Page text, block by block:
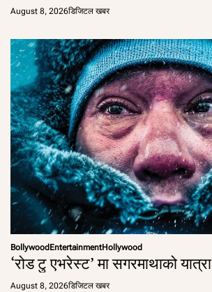
August 8, 2026डिजिटल खबर
Bollywood EntertainmentHollywood
‘रोड टु एभरेस्ट’ मा सगरमाथाको यात्रा
August 8, 2026डिजिटल खबर